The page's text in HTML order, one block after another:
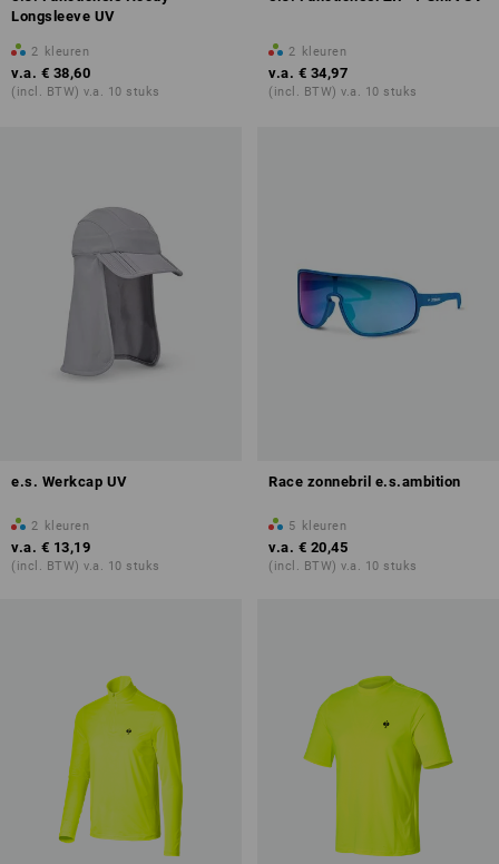
Longsleeve UV
2 kleuren
v.a. € 38,60
(incl. BTW) v.a. 10 stuks
2 kleuren
v.a. € 34,97
(incl. BTW) v.a. 10 stuks
e.s. Werkcap UV
2 kleuren
v.a. € 13,19
(incl. BTW) v.a. 10 stuks
Race zonnebril e.s.ambition
5 kleuren
v.a. € 20,45
(incl. BTW) v.a. 10 stuks